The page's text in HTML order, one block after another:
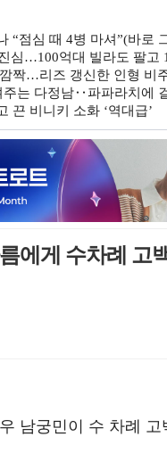
“점심 때 4병 마셔”(바로
심…100억대 빌라도 팔고
짝…리즈 갱신한 인형 비
는 다정남‥파파라치에
끈 비니키 소화 ‘역대급’
름에게 수차례
남궁민이 수 차례